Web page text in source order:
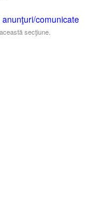
anunţuri/comunicate
secţiune.